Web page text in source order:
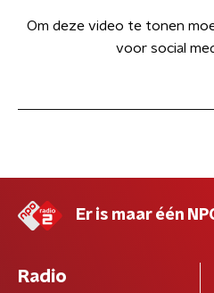
Om deze video te tonen
voor social
Er is maar één
Radio